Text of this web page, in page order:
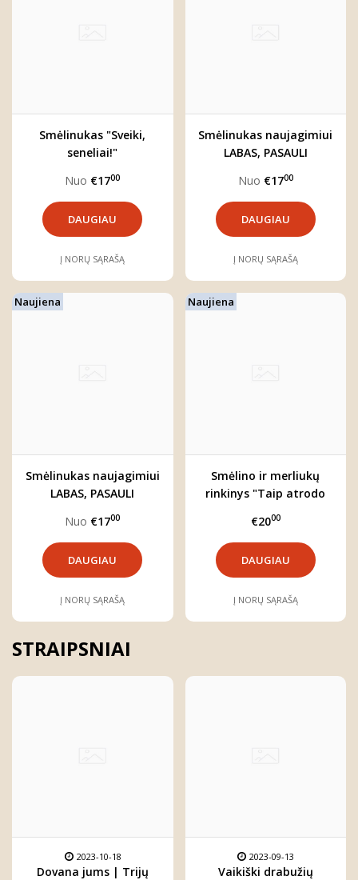
Smėlinukas "Sveiki,
seneliai!"
Nuo €1700
DAUGIAU
Į NORŲ SĄRAŠĄ
Smėlinukas naujagimiui
LABAS, PASAULI
Nuo €1700
DAUGIAU
Į NORŲ SĄRAŠĄ
Naujiena
Smėlinukas naujagimiui
LABAS, PASAULI
Nuo €1700
DAUGIAU
Į NORŲ SĄRAŠĄ
Naujiena
Smėlino ir merliukų
rinkinys "Taip atrodo
€2000
DAUGIAU
Į NORŲ SĄRAŠĄ
STRAIPSNIAI
2023-10-18
Dovana jums | Trijų
2023-09-13
Vaikiški drabužių